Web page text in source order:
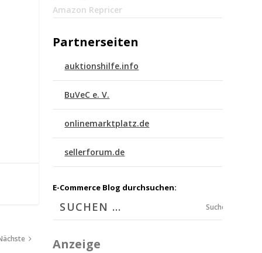
Amazon Repricer
Partnerseiten
auktionshilfe.info
BuVeC e. V.
onlinemarktplatz.de
sellerforum.de
E-Commerce Blog durchsuchen:
Suchen
Anzeige